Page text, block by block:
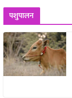
पशुपालन